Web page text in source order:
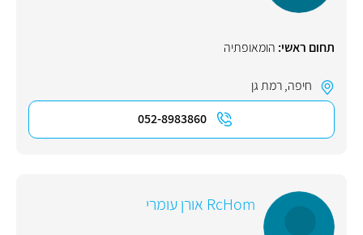
תחום ראשי: הומאופתיה
חיפה,רמת גן
052-8983860
RcHom אורן עומרי